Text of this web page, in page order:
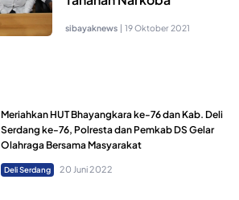
sibayaknews | 19 Oktober 2021
Meriahkan HUT Bhayangkara ke-76 dan Kab. Deli
Serdang ke-76, Polresta dan Pemkab DS Gelar
Olahraga Bersama Masyarakat
Deli Serdang 20 Juni 2022